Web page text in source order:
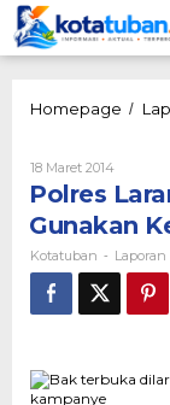
Lewati
ke
konten
Homepage /
18 Maret 2014Oleh
Kotatuban
Polres
Gunakan
Kotatuban -